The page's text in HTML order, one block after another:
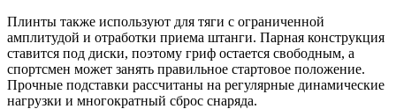
Плинты также используют для тяги с ограниченной
амплитудой и отработки приема штанги. Парная конструкция
ставится под диски, поэтому гриф остается свободным, а
спортсмен может занять правильное стартовое положение.
Прочные подставки рассчитаны на регулярные динамические
нагрузки и многократный сброс снаряда.